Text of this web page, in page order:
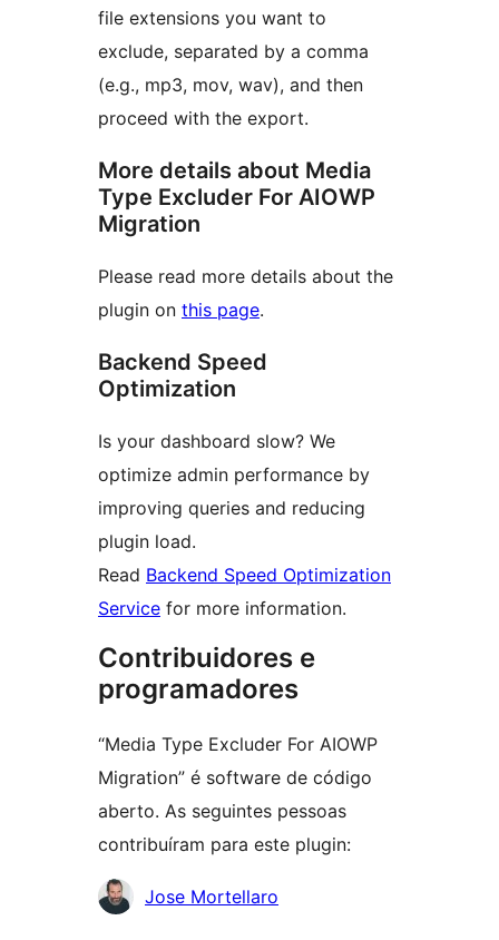
file extensions you want to
exclude, separated by a comma
(e.g., mp3, mov, wav), and then
proceed with the export.
More details about Media
Type Excluder For AIOWP
Migration
Please read more details about the
plugin on this page.
Backend Speed
Optimization
Is your dashboard slow? We
optimize admin performance by
improving queries and reducing
plugin load.
Read Backend Speed Optimization
Service for more information.
Contribuidores e
programadores
“Media Type Excluder For AIOWP
Migration” é software de código
aberto. As seguintes pessoas
contribuíram para este plugin:
Contribuidores
Jose Mortellaro